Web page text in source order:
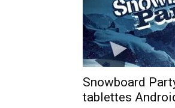
Snowboard
tablettes